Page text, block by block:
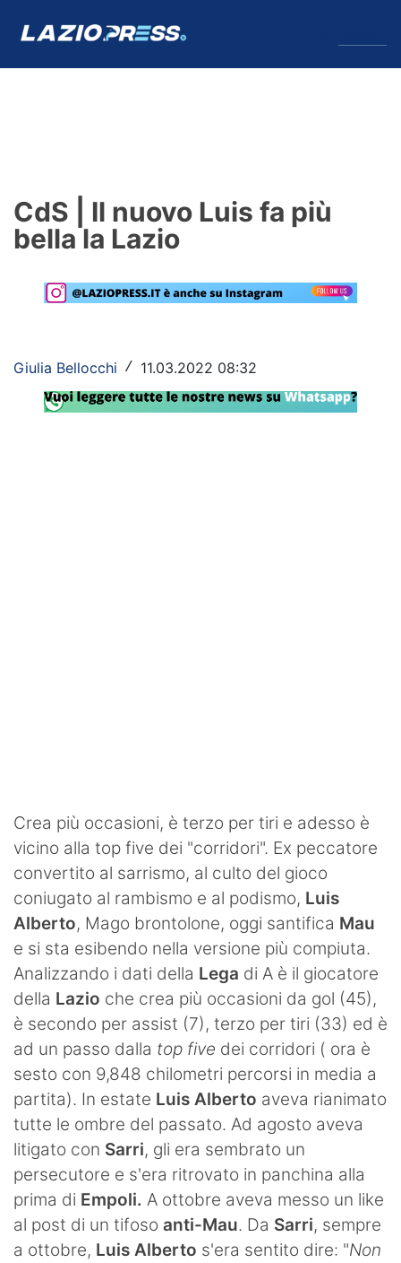
Formello
Primavera
Lazio Women
SHOP LAZIO
Contatti
CdS | Il nuovo Luis fa più
bella la Lazio
Giulia Bellocchi / 11.03.2022 08:32
Crea più occasioni, è terzo per tiri e adesso è
vicino alla top five dei "corridori". Ex peccatore
convertito al sarrismo, al culto del gioco
coniugato al rambismo e al podismo, Luis
Alberto, Mago brontolone, oggi santifica Mau
e si sta esibendo nella versione più compiuta.
Analizzando i dati della Lega di A è il giocatore
della Lazio che crea più occasioni da gol (45),
è secondo per assist (7), terzo per tiri (33) ed è
ad un passo dalla top five dei corridori ( ora è
sesto con 9,848 chilometri percorsi in media a
partita). In estate Luis Alberto aveva rianimato
tutte le ombre del passato. Ad agosto aveva
litigato con Sarri, gli era sembrato un
persecutore e s'era ritrovato in panchina alla
prima di Empoli. A ottobre aveva messo un like
al post di un tifoso anti-Mau. Da Sarri, sempre
a ottobre, Luis Alberto s'era sentito dire: "Non